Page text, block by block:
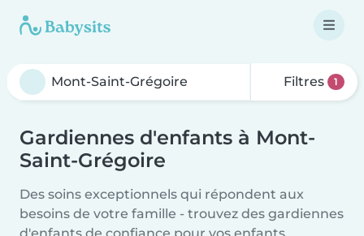
Filtres 1
Gardiennes d'enfants à Mont-
Saint-Grégoire
Des soins exceptionnels qui répondent aux
besoins de votre famille - trouvez des gardiennes